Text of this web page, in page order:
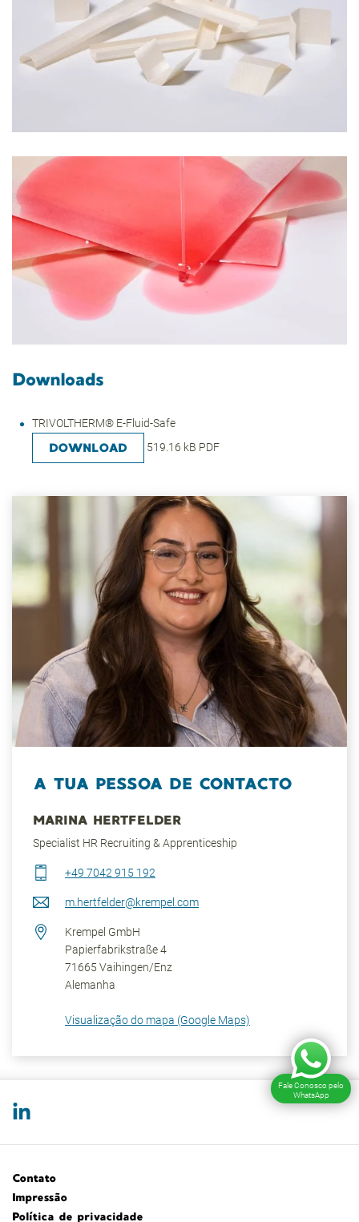
Downloads
TRIVOLTHERM® E-Fluid-Safe
DOWNLOAD 519.16 kB PDF
A TUA PESSOA DE CONTACTO
MARINA HERTFELDER
Specialist HR Recruiting & Apprenticeship
+49 7042 915 192
m.hertfelder@krempel.com
Krempel GmbH
Papierfabrikstraße 4
71665 Vaihingen/Enz
Alemanha
Visualização do mapa (Google Maps)
Fale Conosco pelo
WhatsApp
Contato
Impressão
Política de privacidade